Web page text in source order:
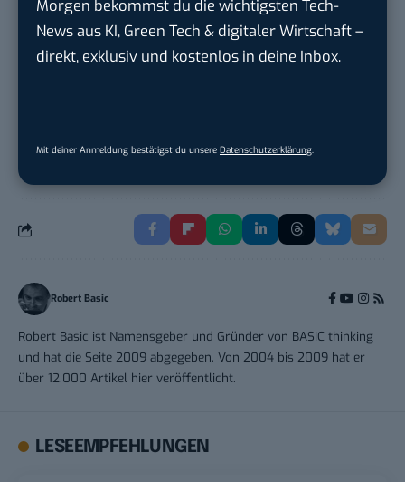
Morgen bekommst du die wichtigsten Tech-
News aus KI, Green Tech & digitaler Wirtschaft –
direkt, exklusiv und kostenlos in deine Inbox.
Mit deiner Anmeldung bestätigst du unsere Datenschutzerklärung.
ZEISS inOberkochen (Baden-Württemberg),
München
Robert Basic
Robert Basic ist Namensgeber und Gründer von BASIC thinking
und hat die Seite 2009 abgegeben. Von 2004 bis 2009 hat er
über 12.000 Artikel hier veröffentlicht.
LESEEMPFEHLUNGEN